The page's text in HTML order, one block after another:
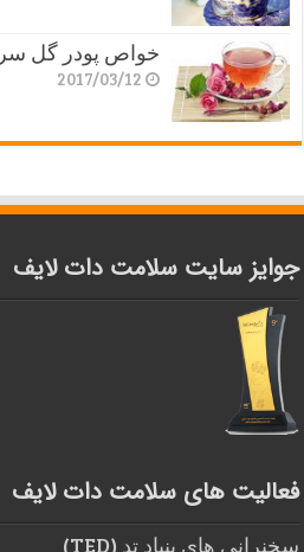
خواص پودر گل
2017/03/12
جوایز سایت سلامت دات لایف
فعالیت های سلامت دات لایف
سخنرانی های بنیاد تد (TED)